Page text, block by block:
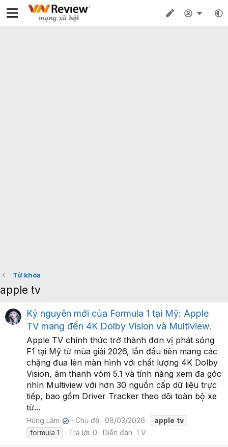
Từ khóa
apple tv
Kỷ nguyên mới của Formula 1 tại Mỹ: Apple
TV mang đến 4K Dolby Vision và Multiview.
Apple TV chính thức trở thành đơn vị phát sóng
F1 tại Mỹ từ mùa giải 2026, lần đầu tiên mang các
chặng đua lên màn hình với chất lượng 4K Dolby
Vision, âm thanh vòm 5.1 và tính năng xem đa góc
nhìn Multiview với hơn 30 nguồn cấp dữ liệu trực
tiếp, bao gồm Driver Tracker theo dõi toàn bộ xe
từ...
Hùng Lâm ✔ Chủ đề 08/03/2026 apple tv
formula 1
Trả lời: 0 Diễn đàn: TV